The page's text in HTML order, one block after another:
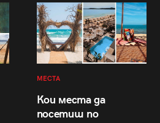
МЕСТА
Кои места да
посетиш по